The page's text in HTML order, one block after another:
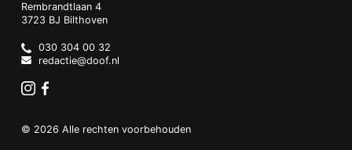
Doof.nl
work
Rembrandtlaan 4
3723 BJ Bilthoven
Netherlands
030 304 00 32
redactie@doof.nl
© 2026 Alle rechten voorbehouden